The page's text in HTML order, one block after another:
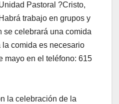
Pastoral ?Cristo,
trabajo en grupos y
se celebrará una comida
comida es necesario
mayo en el teléfono: 615
la celebración de la